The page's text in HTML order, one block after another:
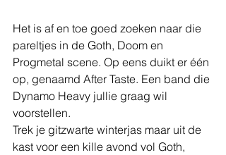
Het is af en toe goed zoeken naar die
pareltjes in de Goth, Doom en
Progmetal scene. Op eens duikt er één
op, genaamd After Taste. Een band die
Dynamo Heavy jullie graag wil
voorstellen.
Trek je gitzwarte winterjas maar uit de
kast voor een kille avond vol Goth,